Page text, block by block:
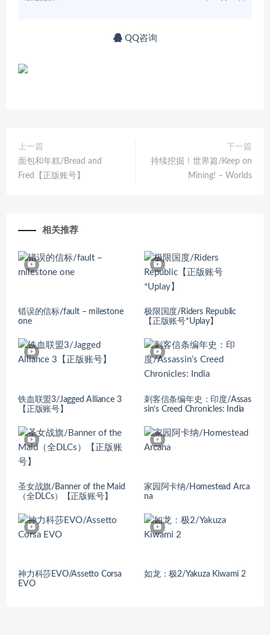
QQ咨询
上一篇
面包和年糕/Bread and
Fred【正版账号】
下一篇
持续挖掘！世界篇/Keep on
Mining! – Worlds
相关推荐
错误的信标/fault – milestone
one
极限国度/Riders Republic
【正版账号*Uplay】
铁血联盟3/Jagged Alliance 3
【正版账号】
刺客信条编年史：印度/Assas
sin’s Creed Chronicles: India
圣女战旗/Banner of the Maid
（全DLCs）【正版账号】
家园阿卡纳/Homestead Arca
na
神力科莎EVO/Assetto Corsa
EVO
如龙：极2/Yakuza Kiwami 2